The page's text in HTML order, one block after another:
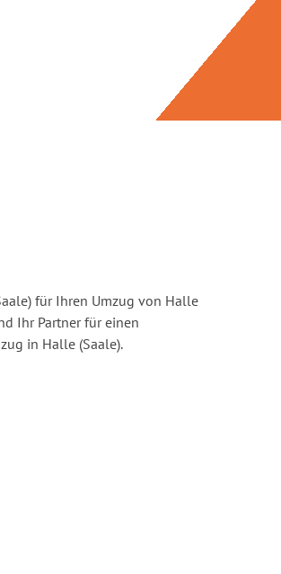
für Ihren Umzug von Halle
Ihr Partner für einen
in Halle (Saale).